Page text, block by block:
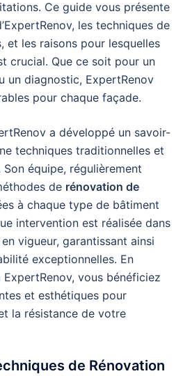
Ce guide vous présente
les techniques de
et les raisons pour lesquelles
crucial. Que ce soit pour un
un diagnostic, ExpertRenov
pour chaque façade.
a développé un savoir-
techniques traditionnelles et
équipe, régulièrement
de rénovation de
à chaque type de bâtiment
intervention est réalisée dans
vigueur, garantissant ainsi
exceptionnelles. En
vous bénéficiez
et esthétiques pour
la résistance de votre
de Rénovation